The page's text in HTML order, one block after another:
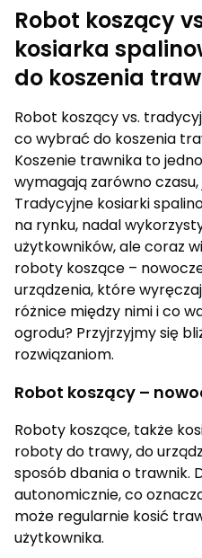
Robot koszący
kosiarka
do koszenia
Robot koszący vs.
co wybrać do koszenia
Koszenie trawnika to
wymagają zarówno czasu,
Tradycyjne kosiarki
na rynku, nadal
użytkowników, ale coraz
roboty koszące –
urządzenia, które
różnice między nimi i co
ogrodu? Przyjrzyjmy się
rozwiązaniom.
Robot koszący –
Roboty koszące, także
roboty do trawy, do
sposób dbania o trawnik.
autonomicznie, co
może regularnie kosić
użytkownika.